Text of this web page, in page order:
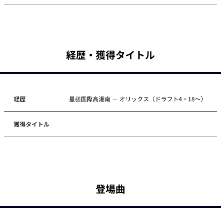
経歴・獲得タイトル
経歴 星槎国際高湘南 － オリックス（ドラフト4・18～）
獲得タイトル
登場曲